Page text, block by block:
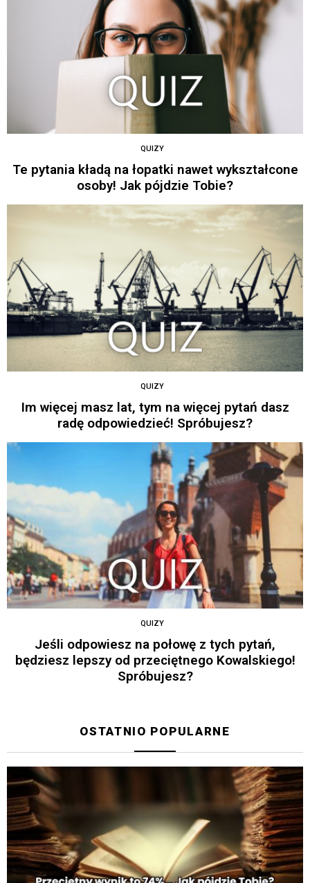
QUIZY
Te pytania kładą na łopatki nawet wykształcone
osoby! Jak pójdzie Tobie?
QUIZY
Im więcej masz lat, tym na więcej pytań dasz
radę odpowiedzieć! Spróbujesz?
QUIZY
Jeśli odpowiesz na połowę z tych pytań,
będziesz lepszy od przeciętnego Kowalskiego!
Spróbujesz?
OSTATNIO POPULARNE